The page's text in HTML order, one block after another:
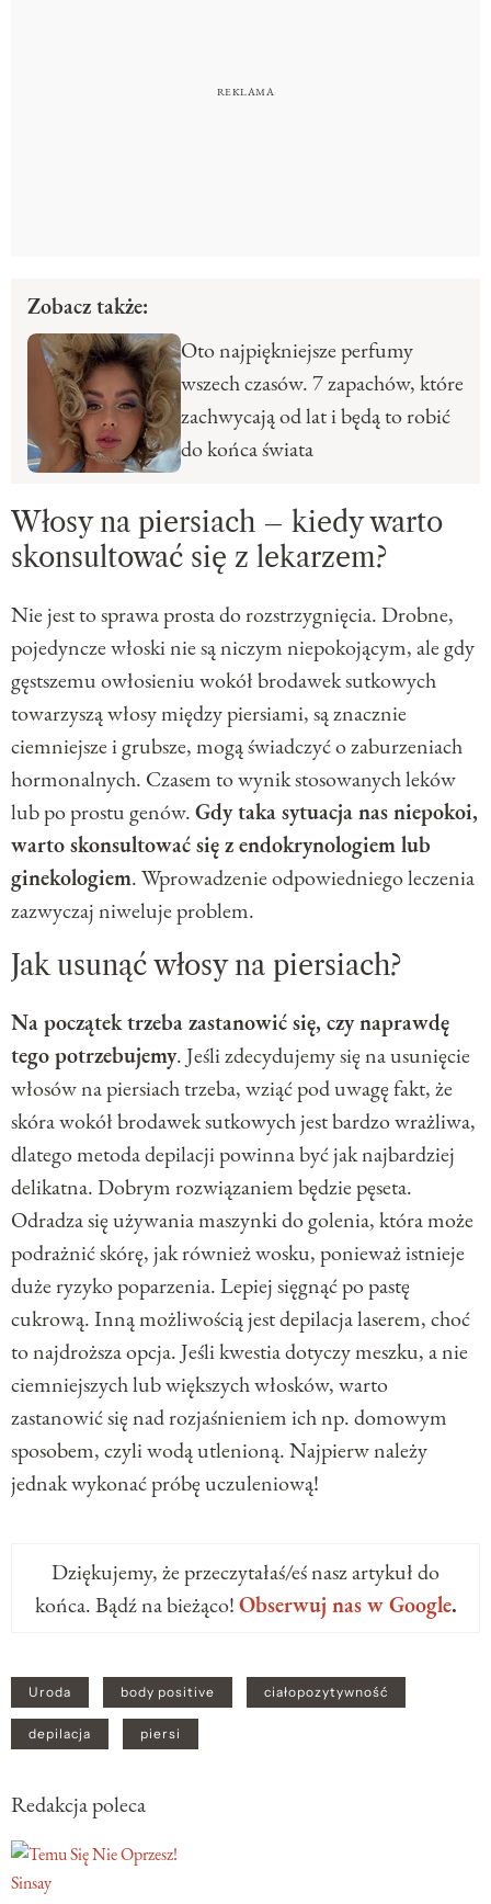
Zobacz także:
Oto najpiękniejsze perfumy
wszech czasów. 7 zapachów, które
zachwycają od lat i będą to robić
do końca świata
Włosy na piersiach – kiedy warto
skonsultować się z lekarzem?
Nie jest to sprawa prosta do rozstrzygnięcia. Drobne,
pojedyncze włoski nie są niczym niepokojącym, ale gdy
gęstszemu owłosieniu wokół brodawek sutkowych
towarzyszą włosy między piersiami, są znacznie
ciemniejsze i grubsze, mogą świadczyć o zaburzeniach
hormonalnych. Czasem to wynik stosowanych leków
lub po prostu genów.Gdy taka sytuacja nas niepokoi,
warto skonsultować się z endokrynologiem lub
ginekologiem. Wprowadzenie odpowiedniego leczenia
zazwyczaj niweluje problem.
Jak usunąć włosy na piersiach?
Na początek trzeba zastanowić się, czy naprawdę
tego potrzebujemy. Jeśli zdecydujemy się na usunięcie
włosów na piersiach trzeba, wziąć pod uwagę fakt, że
skóra wokół brodawek sutkowych jest bardzo wrażliwa,
dlatego metoda depilacji powinna być jak najbardziej
delikatna. Dobrym rozwiązaniem będzie pęseta.
Odradza się używania maszynki do golenia, która może
podrażnić skórę, jak również wosku, ponieważ istnieje
duże ryzyko poparzenia. Lepiej sięgnąć po pastę
cukrową. Inną możliwością jest depilacja laserem, choć
to najdroższa opcja. Jeśli kwestia dotyczy meszku, a nie
ciemniejszych lub większych włosków, warto
zastanowić się nad rozjaśnieniem ich np. domowym
sposobem, czyli wodą utlenioną. Najpierw należy
jednak wykonać próbę uczuleniową!
Dziękujemy, że przeczytałaś/eś nasz artykuł do
końca. Bądź na bieżąco!Obserwuj nas w Google.
Uroda body positive ciałopozytywność
depilacja piersi
Redakcja poleca
Sinsay